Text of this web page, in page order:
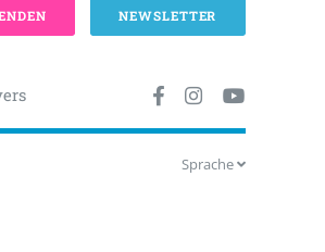
Sprache
NEWSLETTER